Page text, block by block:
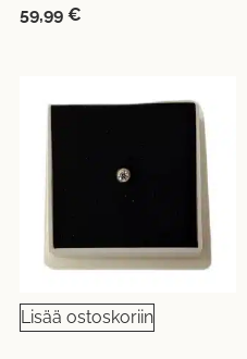
59,99 €
Lisää ostoskoriin